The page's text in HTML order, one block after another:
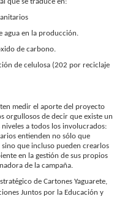
agua en la producción.
de carbono.
de celulosa (202 por reciclaje
medir el aporte del proyecto
orgullosos de decir que existe un
a todos los involucrados:
entienden no sólo que
que incluso pueden crearlos
en la gestión de sus propios
de la campaña.
de Cartones Yaguarete,
Juntos por la Educación y